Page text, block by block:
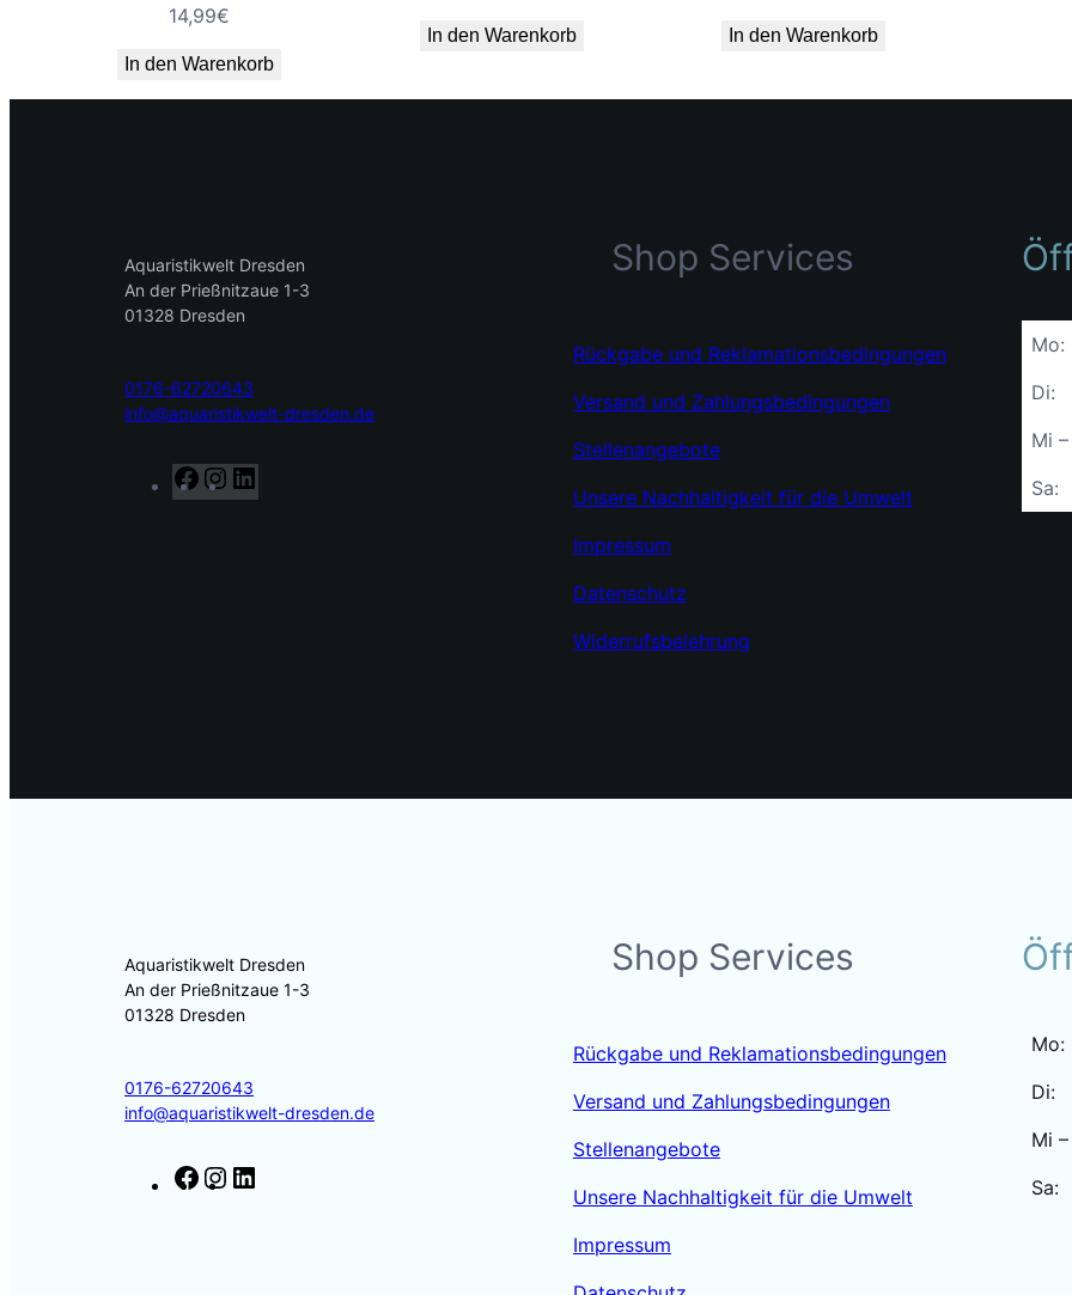
14,99€
In den Warenkorb
In den Warenkorb In den Warenkorb
Aquaristikwelt Dresden
An der Prießnitzaue 1-3
01328 Dresden
0176-62720643
info@aquaristikwelt-dresden.de
F
a
n
i
Shop Services
Rückgabe und Reklamationsbedingungen
Versand und Zahlungsbedingungen
Stellenangebote
Unsere Nachhaltigkeit für die Umwelt
Impressum
Datenschutz
Widerrufsbelehrung
Mo:
Di:
Mi
Sa:
Aquaristikwelt Dresden
An der Prießnitzaue 1-3
01328 Dresden
0176-62720643
info@aquaristikwelt-dresden.de
F
Shop Services
Rückgabe und Reklamationsbedingungen
Versand und Zahlungsbedingungen
Stellenangebote
Unsere Nachhaltigkeit für die Umwelt
Impressum
Mo:
Di:
Mi
Sa: